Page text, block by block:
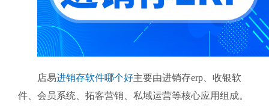
店易进销存软件哪个好主要由进销存erp、收银软
件、会员系统、拓客营销、私域运营等核心应用组成。